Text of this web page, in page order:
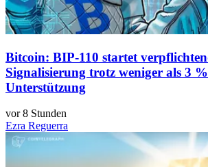
Bitcoin: BIP-110 startet
Signalisierung trotz weniger als 3
Unterstützung
vor 8 Stunden
Ezra Reguerra